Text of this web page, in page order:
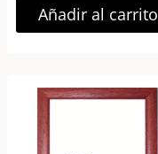
Marco
Fotos
/
Añadir al carrito